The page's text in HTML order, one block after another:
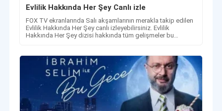
Evlilik Hakkında Her Şey Canlı izle
FOX TV ekranlarında Salı akşamlarının merakla takip edilen
Evlilik Hakkında Her Şey canlı izleyebilirsiniz. Evlilik
Hakkında Her Şey dizisi hakkında tüm gelişmeler bu